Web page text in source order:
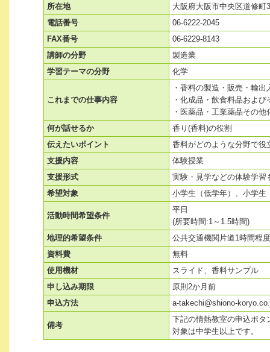
所在地
大阪府大阪市中央区道修町
電話番号
06-6222-2045
FAX番号
06-6229-8143
講師の分野
製造業
学習テーマの分野
化学
これまでの仕事内容
・香料の製造・販売・輸出
・化成品・飲食料品およ
・医薬品・工業薬品その
何が話せるか
香り(香料)の役割
伝えたいポイント
香料がどのような分野で役
支援内容
体験授業
支援形式
実験・見学などの体験学習
希望対象
小学生（低学年）、小学生
活動時間希望条件
平日
(所要時間:1～1.5時間)
地理的希望条件
公共交通機関片道1時間程度
資料費
無料
使用機材
スライド、香料サンプル
申し込み期限
原則2か月前
申込方法
a-takechi@shiono-
備考
下記の情熱教室の申込ボタ
対象は中学生以上です。